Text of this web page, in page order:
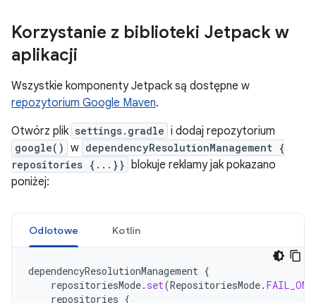
Korzystanie z biblioteki Jetpack w
aplikacji
Wszystkie komponenty Jetpack są dostępne w
repozytorium Google Maven.
Otwórz plik settings.gradle i dodaj repozytorium
google() w dependencyResolutionManagement {
repositories {...}} blokuje reklamy jak pokazano
poniżej:
Odlotowe Kotlin
dependencyResolutionManagement {
repositoriesMode. set(RepositoriesMode.
repositories {